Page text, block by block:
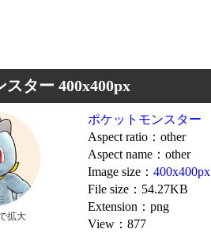
ター 400x400px
拡大
ポケットモンスター
Aspect ratio：other
Aspect name：other
Image size： 400x400px
File size：54.27KB
Extension：png
View：877